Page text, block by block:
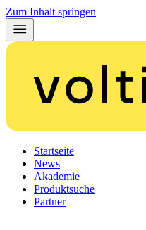
Zum Inhalt springen
Startseite
News
Akademie
Produktsuche
Partner